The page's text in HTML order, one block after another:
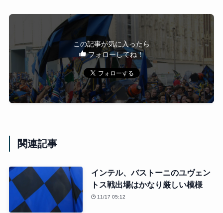
この記事が気に入ったら
フォローしてね！
関連記事
インテル、バストーニのユヴェン
トス戦出場はかなり厳しい模様
11/17 05:12